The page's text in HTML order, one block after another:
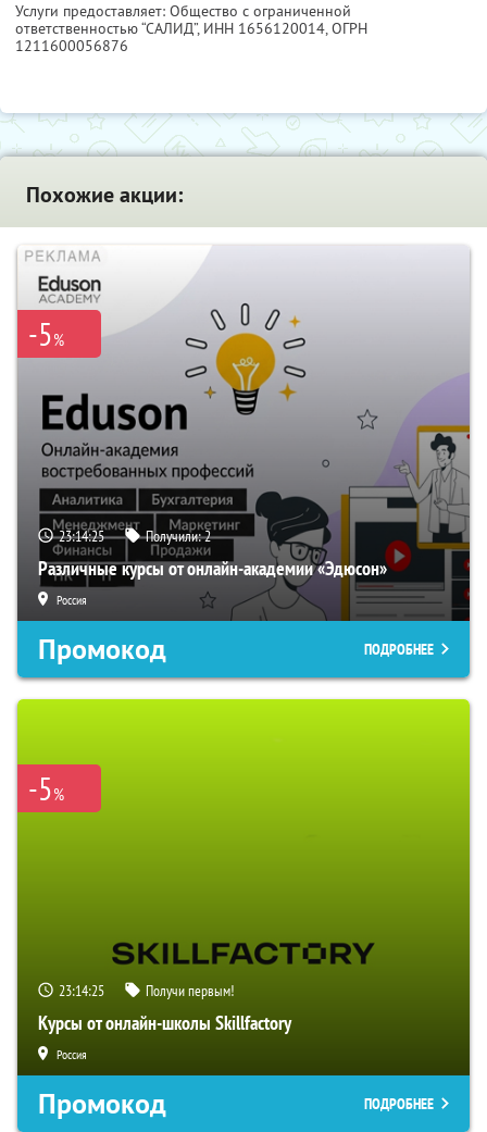
Услуги предоставляет: Общество с ограниченной
ответственностью “САЛИД”, ИНН 1656120014, ОГРН
1211600056876
Похожие акции:
-5%
23:14:25 Получили:2
Различные курсы от онлайн-академии «Эдюсон»
Россия
Промокод ПОДРОБНЕЕ
-5%
23:14:25 Получи первым!
Курсы от онлайн-школы Skillfactory
Россия
Промокод ПОДРОБНЕЕ